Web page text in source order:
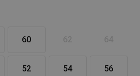
60
52 54 56